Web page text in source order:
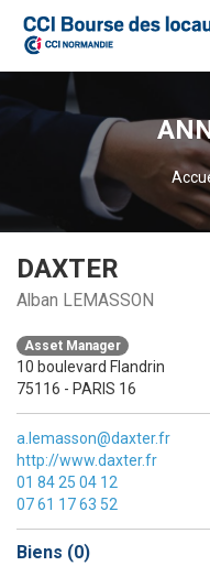
DAXTER
Alban LEMASSON
Asset Manager
10 boulevard Flandrin
75116 - PARIS 16
a.lemasson@daxter.fr
http://www.daxter.fr
01 84 25 04 12
07 61 17 63 52
Biens (0)